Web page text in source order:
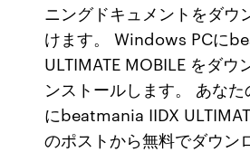
ニングドキュメントをダウ
けます。 Windows PCに
ULTIMATE MOBILE をダウ
ンストールします。 あなた
にbeatmania IIDX
のポストから無料でダウン